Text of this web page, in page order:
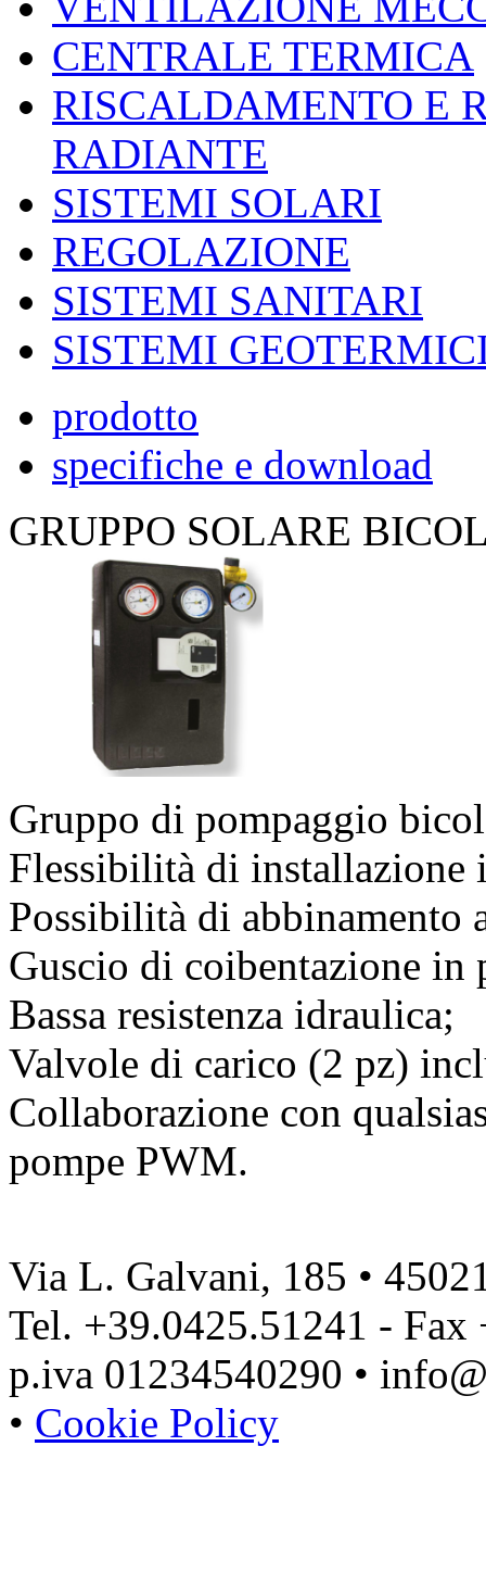
CENTRALE TERMICA
RISCALDAMENTO E
RADIANTE
SISTEMI SOLARI
REGOLAZIONE
SISTEMI SANITARI
SISTEMI
prodotto
specifiche e download
GRUPPO SOLARE
Gruppo di pompaggio
Flessibilità di installazione
Possibilità di
Guscio di coibentazione in
Bassa resistenza idraulica;
Valvole di carico (2 pz)
Collaborazione con
pompe PWM.
Via L. Galvani, 185 •
Tel. +39.0425.51241 - Fax
p.iva 01234540290 •
• Cookie Policy